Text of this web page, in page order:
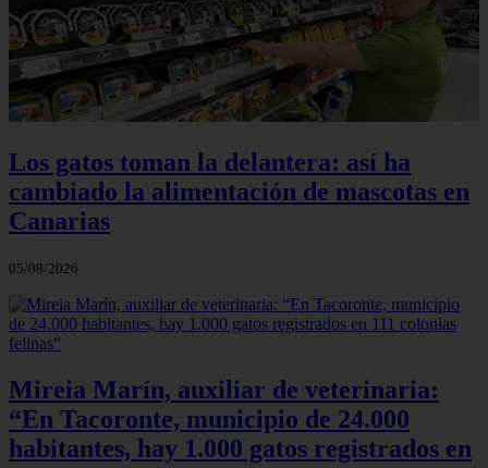
Los gatos toman la delantera: así ha
cambiado la alimentación de mascotas en
Canarias
05/08/2026
Mireia Marín, auxiliar de veterinaria:
“En Tacoronte, municipio de 24.000
habitantes, hay 1.000 gatos registrados en